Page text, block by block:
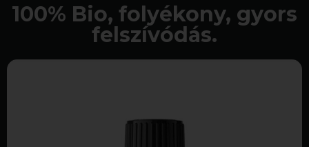
100% Bio, folyékony, gyors
felszívódás.